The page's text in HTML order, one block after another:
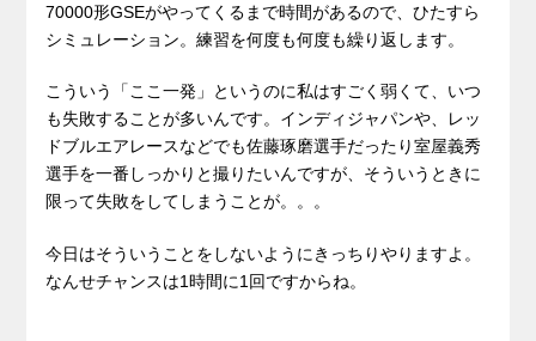
70000形GSEがやってくるまで時間があるので、ひたすら
シミュレーション。練習を何度も何度も繰り返します。
こういう「ここ一発」というのに私はすごく弱くて、いつ
も失敗することが多いんです。インディジャパンや、レッ
ドブルエアレースなどでも佐藤琢磨選手だったり室屋義秀
選手を一番しっかりと撮りたいんですが、そういうときに
限って失敗をしてしまうことが。。。
今日はそういうことをしないようにきっちりやりますよ。
なんせチャンスは1時間に1回ですからね。